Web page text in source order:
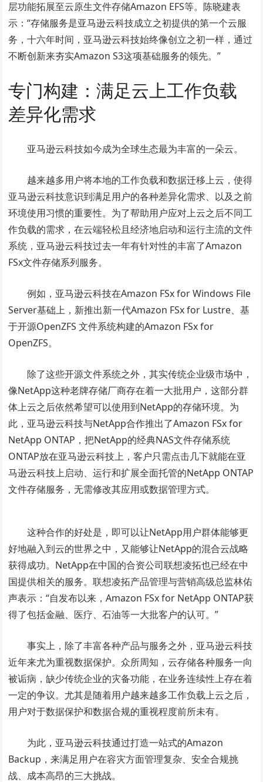
层功能拓展至云原生文件存储Amazon EFS等。陈晓建表
示：“存储服务是亚马逊云科技成立之初提供的第一个云服
务，十六年时间，亚马逊云科技始终像创立之初一样，通过
不断创新来夯实Amazon S3这项基础服务的领先。”
专门构建：满足云上工作负载
差异化需求
亚马逊云科技如今成为全球生态最为丰富的一朵云。
越来越多用户将本地的工作负载和数据迁移上云，使得
亚马逊云科技意识到满足用户的各种差异化需求、以及之前
环境使用习惯的重要性。为了帮助用户应对上云之后不同工
作负载的需求，在云端轻松且经济地启动和运行主流的文件
系统，亚马逊云科技过去一年有针对性的丰富了Amazon
FSx文件存储系列服务。
例如，亚马逊云科技在Amazon FSx for Windows File
Server基础上，新推出新一代Amazon FSx for Lustre、基
于开源OpenZFS 文件系统构建的Amazon FSx for
OpenZFS。
除了这些开源文件系统之外，其实传统企业级市场中，
像NetApp这种老牌存储厂商存在着一大批用户，这部分群
体上云之后依然希望可以使用到NetApp的存储环境。为
此，亚马逊云科技与NetApp合作推出了Amazon FSx for
NetApp ONTAP，把NetApp的经典NAS文件存储系统
ONTAP放在亚马逊云科技上，客户只需点击几下就能在亚
马逊云科技上启动、运行和扩展全面托管的NetApp ONTAP
文件存储服务，无需修改其应用或数据管理方式。
这种合作的好处是，即可以让NetApp用户群体能够更
好地融入到云的世界之中，又能够让NetApp的混合云战略
获得成功。NetApp在中国的合资公司联想凌拓也已经在中
国提供相关的服务。联想凌拓产品管理与营销高级总监林佑
声表示：“自发布以来，Amazon FSx for NetApp ONTAP获
得了包括金融、医疗、石油等一大批客户的认可。”
事实上，除了丰富各种产品与服务之外，亚马逊云科技
近年来尤为重视数据保护。众所周知，云存储各种服务一向
被诟病，缺少传统企业的灾备功能，在业务连续性上存在着
一定的争议。尤其是随着用户越来越多工作负载上云之后，
用户对于数据保护和数据合规的重视程度前所未有。
为此，亚马逊云科技通过打造一站式的Amazon
Backup，来满足用户在容灾方面管理复杂、安全合规挑
战、成本高昂的三大挑战。